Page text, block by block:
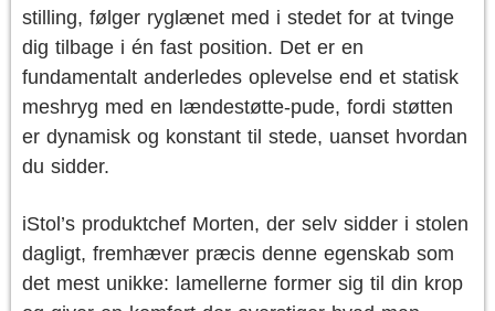
stilling, følger ryglænet med i stedet for at tvinge
dig tilbage i én fast position. Det er en
fundamentalt anderledes oplevelse end et statisk
meshryg med en lændestøtte-pude, fordi støtten
er dynamisk og konstant til stede, uanset hvordan
du sidder.
iStol’s produktchef Morten, der selv sidder i stolen
dagligt, fremhæver præcis denne egenskab som
det mest unikke: lamellerne former sig til din krop